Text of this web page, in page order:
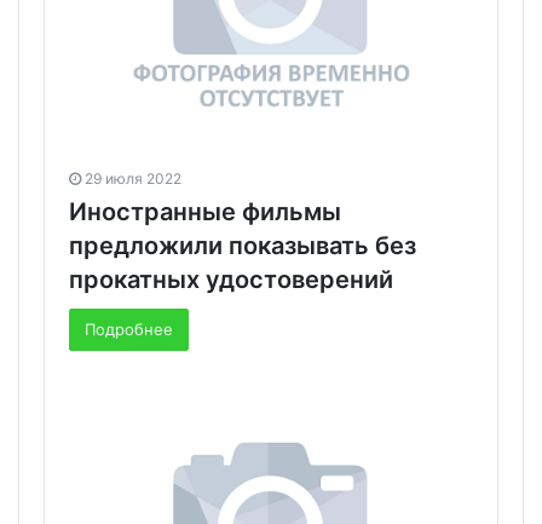
29 июля 2022
Иностранные фильмы
предложили показывать без
прокатных удостоверений
Подробнее